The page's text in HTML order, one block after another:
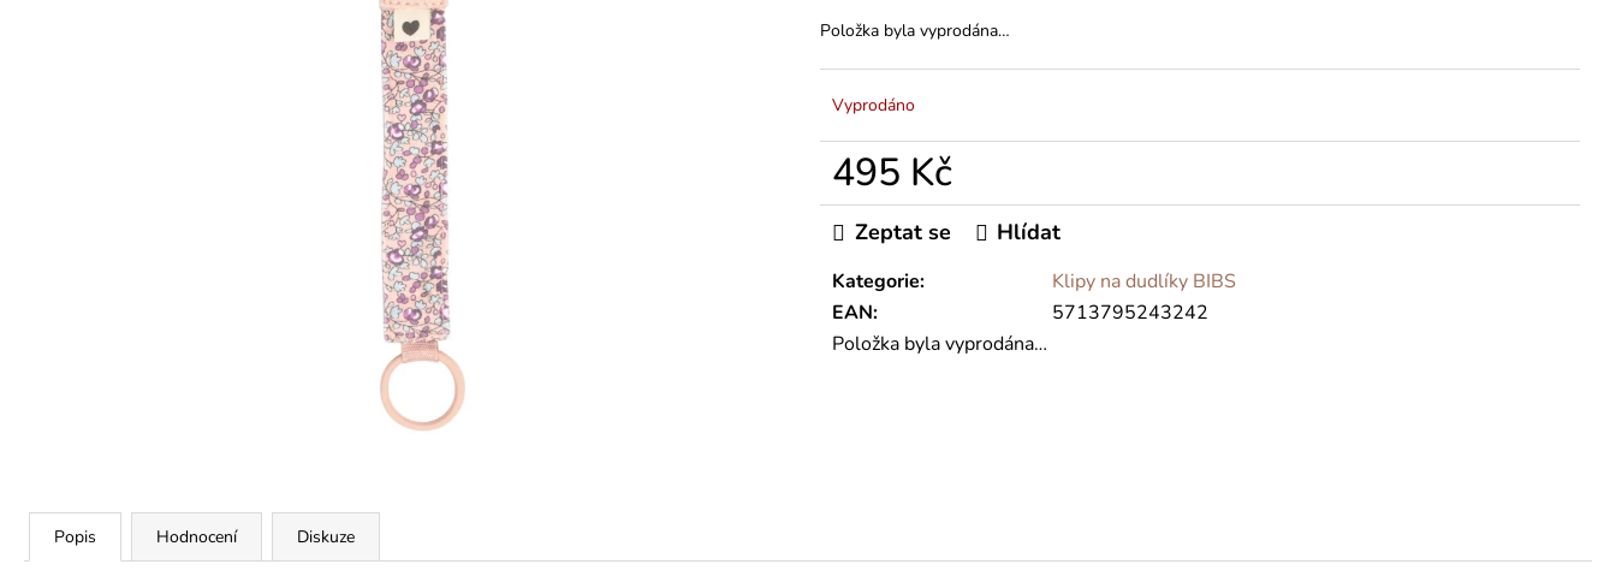
Položka byla vyprodána…
Vyprodáno
495 Kč
Měrná
cena:
Kategorie:
Klipy na dudlíky BIBS
EAN:
5713795243242
Položka byla vyprodána…
Zeptat se Hlídat
Popis Hodnocení Diskuze